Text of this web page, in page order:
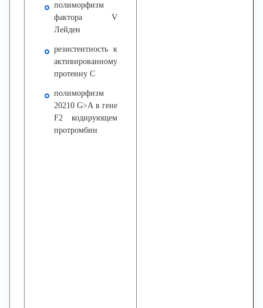
полиморфизм
фактора V
Лейден
резистентность к
активированному
протеину С
полиморфизм
20210 G>A в гене
F2 кодирующем
протромбин